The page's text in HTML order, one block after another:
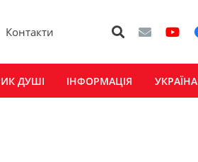
Контакти
ДУШІ ІНФОРМАЦІЯ УКРАЇНА